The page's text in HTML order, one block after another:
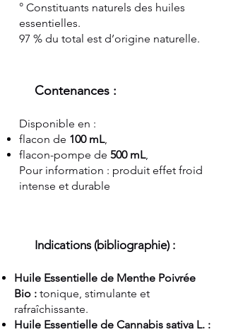
° Constituants naturels des huiles
essentielles.
97 % du total est d’origine naturelle.
Contenances :
Disponible en :
flacon de 100 mL,
flacon-pompe de 500 mL,
Pour information : produit effet froid
intense et durable
Indications (bibliographie) :
Huile Essentielle de Menthe Poivrée
Bio : tonique, stimulante et
rafraîchissante.
Huile Essentielle de Cannabis sativa L. :